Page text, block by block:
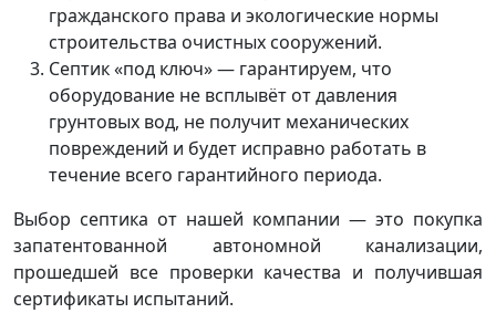
гражданского права и экологические нормы
строительства очистных сооружений.
Септик «под ключ» — гарантируем, что
оборудование не всплывёт от давления
грунтовых вод, не получит механических
повреждений и будет исправно работать в
течение всего гарантийного периода.
Выбор септика от нашей компании — это покупка
запатентованной автономной канализации,
прошедшей все проверки качества и получившая
сертификаты испытаний.